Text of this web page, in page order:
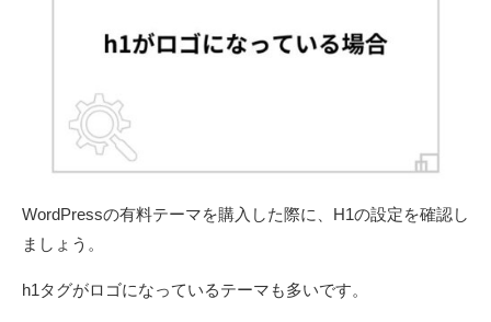
WordPressの有料テーマを購入した際に、H1の設定を確認し
ましょう。
h1タグがロゴになっているテーマも多いです。